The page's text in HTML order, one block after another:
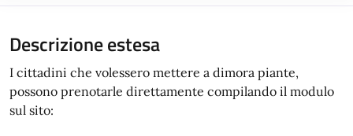
Descrizione estesa
I cittadini che volessero mettere a dimora piante,
possono prenotarle direttamente compilando il modulo
sul sito: